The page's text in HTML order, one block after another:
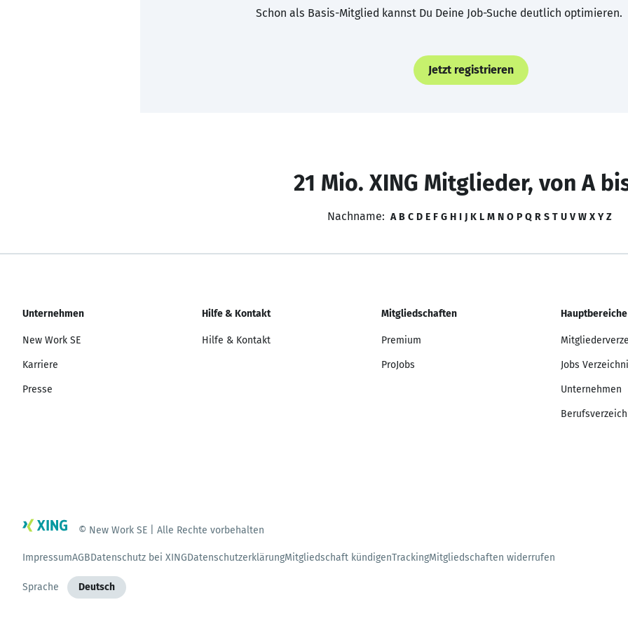
Schon als Basis-Mitglied kannst Du Deine Job-Suche deutlich optimieren.
Jetzt registrieren
21 Mio. XING Mitglieder, von A
Nachname: A B C D E F G H I J K L M N O P Q R S T U V W X Y Z
Unternehmen
New Work SE
Karriere
Presse
Hilfe & Kontakt
Hilfe & Kontakt
Mitgliedschaften
Premium
ProJobs
Hauptbereiche
Jobs
Unternehmen
© New Work SE | Alle Rechte vorbehalten
ImpressumAGBDatenschutz bei XINGDatenschutzerklärungMitgliedschaft kündigenTrackingMitgliedschaften widerrufen
Sprache Deutsch